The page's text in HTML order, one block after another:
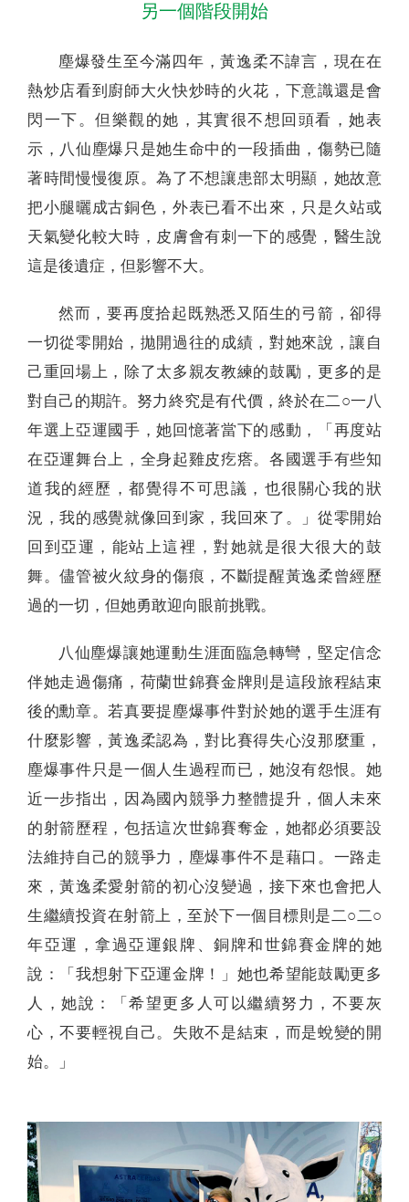
另一個階段開始
塵爆發生至今滿四年，黃逸柔不諱言，現在在
熱炒店看到廚師大火快炒時的火花，下意識還是會
閃一下。但樂觀的她，其實很不想回頭看，她表
示，八仙塵爆只是她生命中的一段插曲，傷勢已隨
著時間慢慢復原。為了不想讓患部太明顯，她故意
把小腿曬成古銅色，外表已看不出來，只是久站或
天氣變化較大時，皮膚會有刺一下的感覺，醫生說
這是後遺症，但影響不大。
然而，要再度拾起既熟悉又陌生的弓箭，卻得
一切從零開始，拋開過往的成績，對她來說，讓自
己重回場上，除了太多親友教練的鼓勵，更多的是
對自己的期許。努力終究是有代價，終於在二○一八
年選上亞運國手，她回憶著當下的感動，「再度站
在亞運舞台上，全身起雞皮疙瘩。各國選手有些知
道我的經歷，都覺得不可思議，也很關心我的狀
況，我的感覺就像回到家，我回來了。」從零開始
回到亞運，能站上這裡，對她就是很大很大的鼓
舞。儘管被火紋身的傷痕，不斷提醒黃逸柔曾經歷
過的一切，但她勇敢迎向眼前挑戰。
八仙塵爆讓她運動生涯面臨急轉彎，堅定信念
伴她走過傷痛，荷蘭世錦賽金牌則是這段旅程結束
後的勳章。若真要提塵爆事件對於她的選手生涯有
什麼影響，黃逸柔認為，對比賽得失心沒那麼重，
塵爆事件只是一個人生過程而已，她沒有怨恨。她
近一步指出，因為國內競爭力整體提升，個人未來
的射箭歷程，包括這次世錦賽奪金，她都必須要設
法維持自己的競爭力，塵爆事件不是藉口。一路走
來，黃逸柔愛射箭的初心沒變過，接下來也會把人
生繼續投資在射箭上，至於下一個目標則是二○二○
年亞運，拿過亞運銀牌、銅牌和世錦賽金牌的她
說：「我想射下亞運金牌！」她也希望能鼓勵更多
人，她說：「希望更多人可以繼續努力，不要灰
心，不要輕視自己。失敗不是結束，而是蛻變的開
始。」